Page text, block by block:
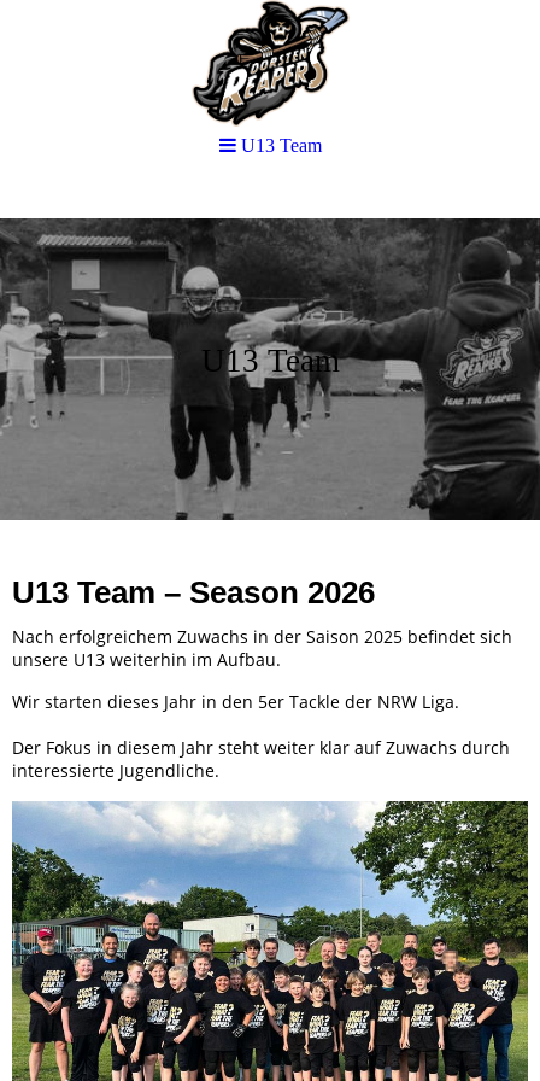
U13 Team
U13 Team – Season 2026
Nach erfolgreichem Zuwachs in der Saison 2025 befindet sich
unsere U13 weiterhin im Aufbau.
Wir starten dieses Jahr in den 5er Tackle der NRW Liga.
Der Fokus in diesem Jahr steht weiter klar auf Zuwachs durch
interessierte Jugendliche.
U13 Team